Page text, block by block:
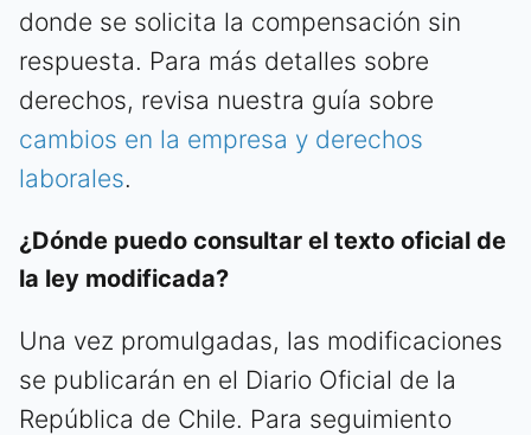
donde se solicita la compensación sin
respuesta. Para más detalles sobre
derechos, revisa nuestra guía sobre
cambios en la empresa y derechos
laborales.
¿Dónde puedo consultar el texto oficial de
la ley modificada?
Una vez promulgadas, las modificaciones
se publicarán en el Diario Oficial de la
República de Chile. Para seguimiento